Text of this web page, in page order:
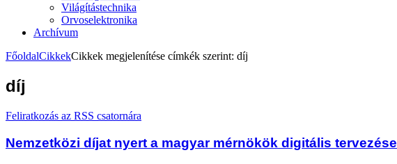
Világítástechnika
Orvoselektronika
Archívum
FőoldalCikkekCikkek megjelenítése címkék szerint: díj
díj
Feliratkozás az RSS csatornára
Nemzetközi díjat nyert a magyar mérnökök digitális tervezése